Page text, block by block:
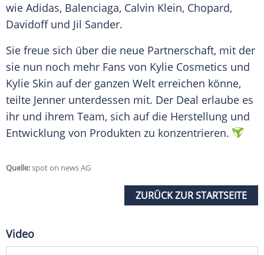
wie Adidas, Balenciaga, Calvin Klein, Chopard,
Davidoff und Jil Sander.
Sie freue sich über die neue Partnerschaft, mit der
sie nun noch mehr Fans von Kylie Cosmetics und
Kylie Skin auf der ganzen Welt erreichen könne,
teilte Jenner unterdessen mit. Der Deal erlaube es
ihr und ihrem Team, sich auf die Herstellung und
Entwicklung von Produkten zu konzentrieren.
Quelle:spot on news AG
ZURÜCK ZUR STARTSEITE
Video